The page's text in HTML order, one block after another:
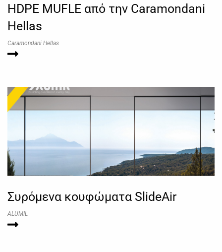
HDPE MUFLE από την Caramondani
Hellas
Caramondani Hellas
Συρόμενα κουφώματα SlideAir
ALUMIL